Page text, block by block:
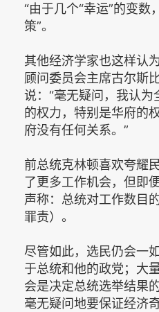
“由于几个“幸运”的变数
策”。
其他经济学家也这样认
顾问委员会主席古尔斯
说：“毫无疑问，我认
的权力，特别是华府的
府没有任何关系。”
前总统克林顿喜欢夸耀
了更多工作机会，但即
声称：总统对工作数目
罪责）。
尽管如此，选民仍会一
于总统和他的政党；大
会是决定总统选举结果
毫无疑问地要保证经济